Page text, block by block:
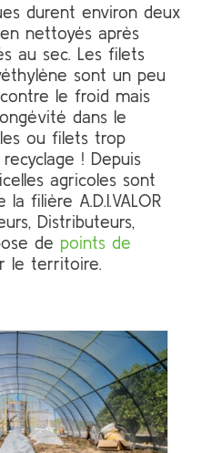
durent environ deux
nettoyés après
au sec. Les filets
sont un peu
le froid mais
dans le
ou filets trop
! Depuis
agricoles sont
filière A.D.I.VALOR
Distributeurs,
de points de
le territoire.